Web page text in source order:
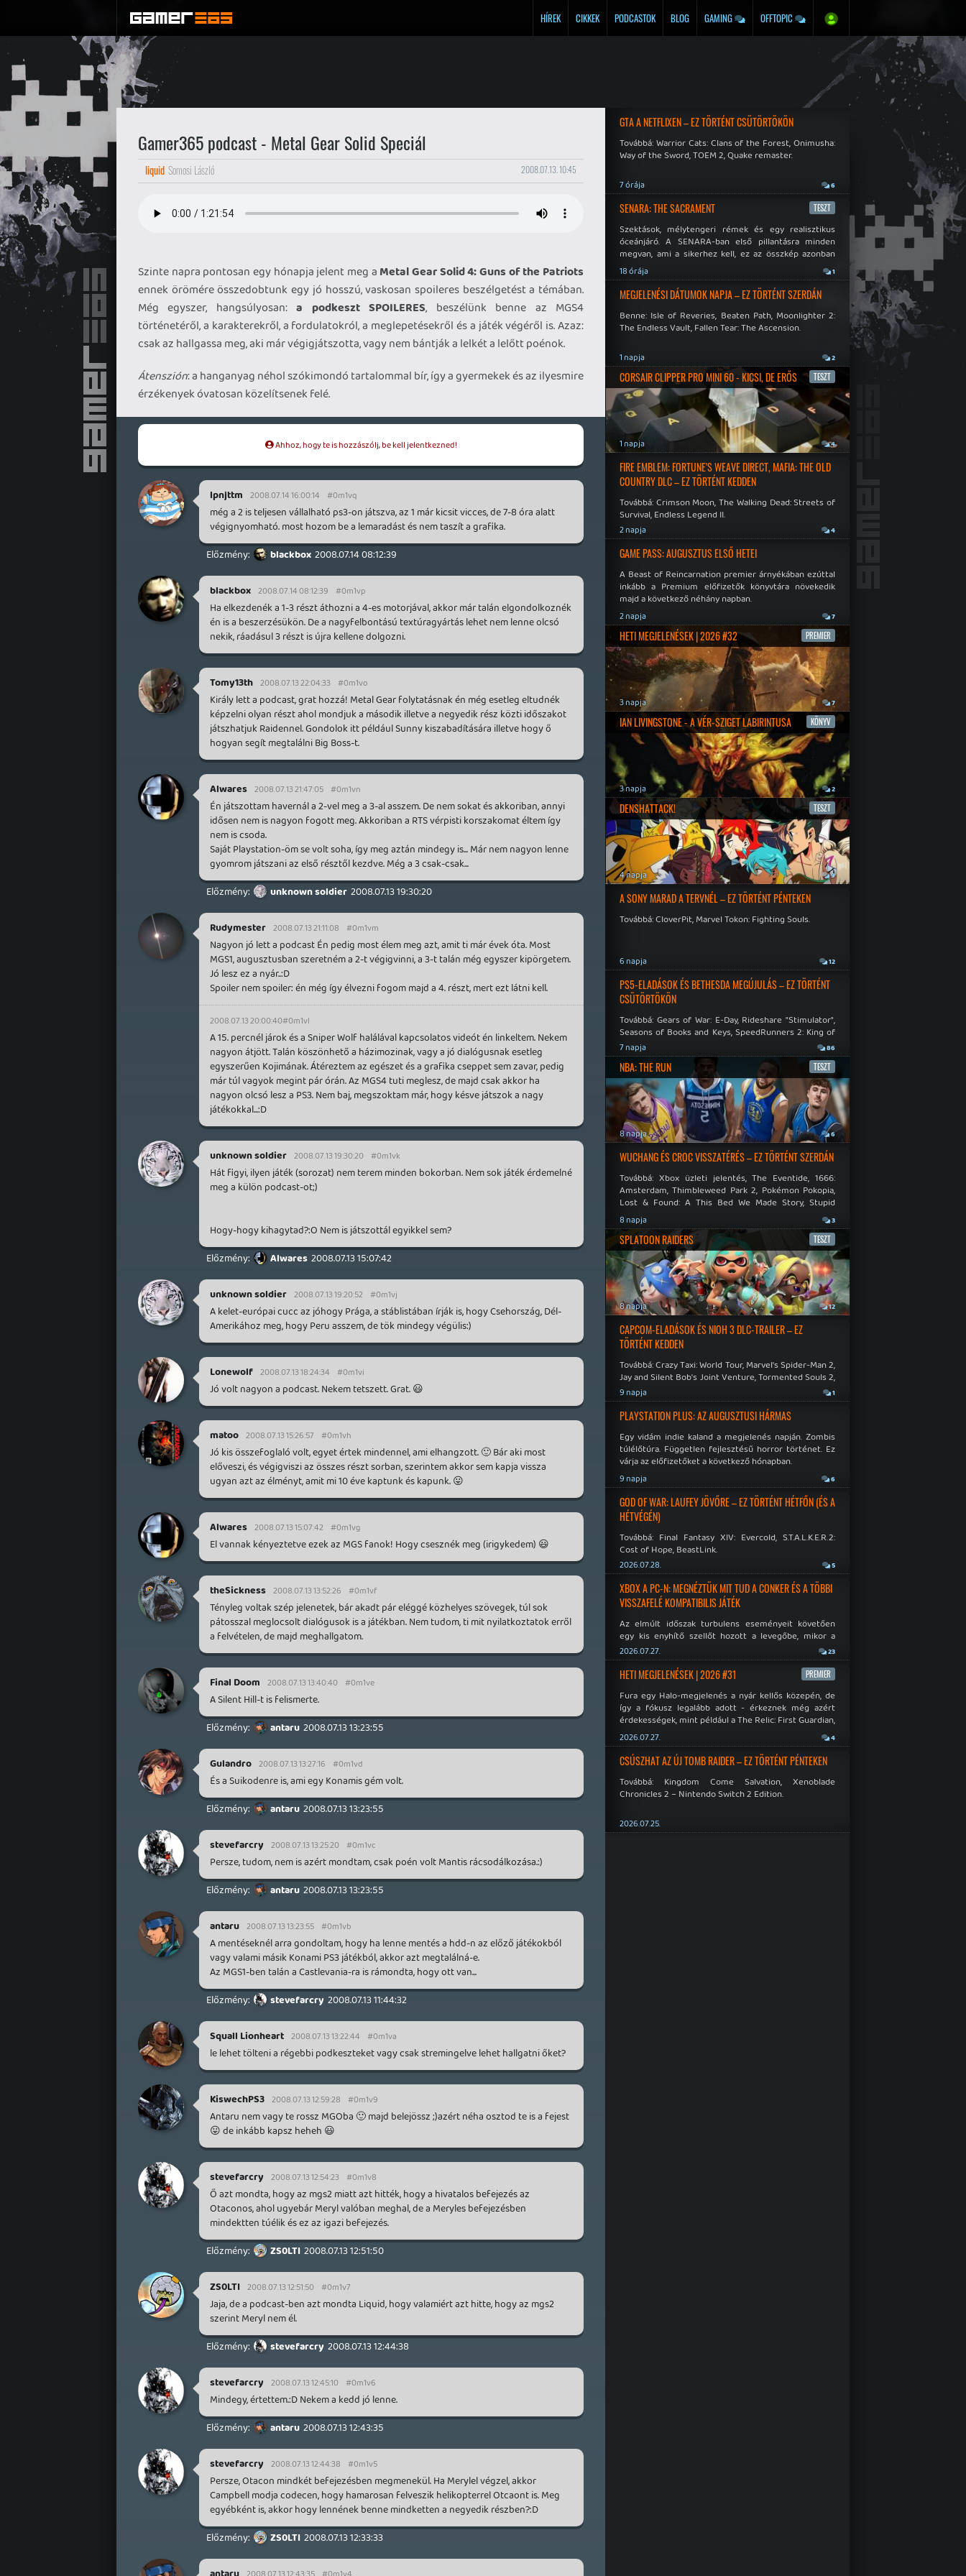
HÍREK CIKKEK PODCASTOK BLOG GAMING OFFTOPIC
Gamer365 podcast - Metal Gear Solid Speciál
liquid Somosi László 2008.07.13. 10:45
Szinte napra pontosan egy hónapja jelent meg a Metal Gear Solid 4: Guns of the Patriots
ennek örömére összedobtunk egy jó hosszú, vaskosan spoileres beszélgetést a témában.
Még egyszer, hangsúlyosan:a podkeszt SPOILERES, beszélünk benne az MGS4
történetéről, a karakterekről, a fordulatokról, a meglepetésekről és a játék végéről is. Azaz:
csak az hallgassa meg, aki már végigjátszotta, vagy nem bántják a lelkét a lelőtt poénok.
Átenszión: a hanganyag néhol szókimondó tartalommal bír, így a gyermekek és az ilyesmire
érzékenyek óvatosan közelítsenek felé.
Ahhoz, hogy te is hozzászólj, be kell jelentkezned!
lpnjttm 2008.07.14 16:00:14 #0m1vq
még a 2 is teljesen vállalható ps3-on játszva, az 1 már kicsit vicces, de 7-8 óra alatt
végignyomható. most hozom be a lemaradást és nem taszít a grafika.
blackbox 2008.07.14 08:12:39
blackbox 2008.07.14 08:12:39 #0m1vp
Ha elkezdenék a 1-3 részt áthozni a 4-es motorjával, akkor már talán elgondolkoznék
én is a beszerzésükön. De a nagyfelbontású textúragyártás lehet nem lenne olcsó
nekik, ráadásul 3 részt is újra kellene dolgozni.
Tomy13th 2008.07.13 22:04:33 #0m1vo
Király lett a podcast, grat hozzá! Metal Gear folytatásnak én még esetleg eltudnék
képzelni olyan részt ahol mondjuk a második illetve a negyedik rész közti időszakot
játszhatjuk Raidennel. Gondolok itt például Sunny kiszabadítására illetve hogy ő
hogyan segít megtalálni Big Boss-t.
Alwares 2008.07.13 21:47:05 #0m1vn
Én játszottam havernál a 2-vel meg a 3-al asszem. De nem sokat és akkoriban, annyi
idősen nem is nagyon fogott meg. Akkoriban a RTS vérpisti korszakomat éltem így
nem is csoda.
Saját Playstation-öm se volt soha, így meg aztán mindegy is... Már nem nagyon lenne
gyomrom játszani az első résztől kezdve. Még a 3 csak-csak...
unknown soldier 2008.07.13 19:30:20
Rudymester 2008.07.13 21:11:08 #0m1vm
Nagyon jó lett a podcast Én pedig most élem meg azt, amit ti már évek óta. Most
MGS1, augusztusban szeretném a 2-t végigvinni, a 3-t talán még egyszer kipörgetem.
Jó lesz ez a nyár..:D
Spoiler nem spoiler: én még így élvezni fogom majd a 4. részt, mert ezt látni kell.
2008.07.13 20:00:40#0m1vl
A 15. percnél járok és a Sniper Wolf halálával kapcsolatos videót én linkeltem. Nekem
nagyon átjött. Talán köszönhető a házimozinak, vagy a jó dialógusnak esetleg
egyszerűen Kojimának. Átéreztem az egészet és a grafika cseppet sem zavar, pedig
már túl vagyok megint pár órán. Az MGS4 tuti meglesz, de majd csak akkor ha
nagyon olcsó lesz a PS3. Nem baj, megszoktam már, hogy késve játszok a nagy
játékokkal...:D
unknown soldier 2008.07.13 19:30:20 #0m1vk
Hát figyi, ilyen játék (sorozat) nem terem minden bokorban. Nem sok játék érdemelné
meg a külön podcast-ot;)
Hogy-hogy kihagytad?:O Nem is játszottál egyikkel sem?
Alwares 2008.07.13 15:07:42
unknown soldier 2008.07.13 19:20:52 #0m1vj
A kelet-európai cucc az jóhogy Prága, a stáblistában írják is, hogy Csehország, Dél-
Amerikához meg, hogy Peru asszem, de tök mindegy végülis:)
Lonewolf 2008.07.13 18:24:34 #0m1vi
Jó volt nagyon a podcast. Nekem tetszett. Grat. 😃
matoo 2008.07.13 15:26:57 #0m1vh
Jó kis összefoglaló volt, egyet értek mindennel, ami elhangzott. 🙂 Bár aki most
előveszi, és végigviszi az összes részt sorban, szerintem akkor sem kapja vissza
ugyan azt az élményt, amit mi 10 éve kaptunk és kapunk. 😛
Alwares 2008.07.13 15:07:42 #0m1vg
El vannak kényeztetve ezek az MGS fanok! Hogy csesznék meg (irigykedem) 😃
theSickness 2008.07.13 13:52:26 #0m1vf
Tényleg voltak szép jelenetek, bár akadt pár eléggé közhelyes szövegek, túl sok
pátosszal meglocsolt dialógusok is a játékban. Nem tudom, ti mit nyilatkoztatok erről
a felvételen, de majd meghallgatom.
Final Doom 2008.07.13 13:40:40 #0m1ve
A Silent Hill-t is felismerte.
antaru 2008.07.13 13:23:55
Gulandro 2008.07.13 13:27:16 #0m1vd
És a Suikodenre is, ami egy Konamis gém volt.
antaru 2008.07.13 13:23:55
stevefarcry 2008.07.13 13:25:20 #0m1vc
Persze, tudom, nem is azért mondtam, csak poén volt Mantis rácsodálkozása.:)
antaru 2008.07.13 13:23:55
antaru 2008.07.13 13:23:55 #0m1vb
A mentéseknél arra gondoltam, hogy ha lenne mentés a hdd-n az előző játékokból
vagy valami másik Konami PS3 játékból, akkor azt megtalálná-e.
Az MGS1-ben talán a Castlevania-ra is rámondta, hogy ott van...
stevefarcry 2008.07.13 11:44:32
Squall Lionheart 2008.07.13 13:22:44 #0m1va
le lehet tölteni a régebbi podkeszteket vagy csak stremingelve lehet hallgatni őket?
KiswechPS3 2008.07.13 12:59:28 #0m1v9
Antaru nem vagy te rossz MGOba 🙂 majd belejössz ;)azért néha osztod te is a fejest
😛 de inkább kapsz heheh 😃
stevefarcry 2008.07.13 12:54:23 #0m1v8
Ő azt mondta, hogy az mgs2 miatt azt hitték, hogy a hivatalos befejezés az
Otaconos, ahol ugyebár Meryl valóban meghal, de a Meryles befejezésben
mindektten túélik és ez az igazi befejezés.
ZS0LTI 2008.07.13 12:51:50
ZS0LTI 2008.07.13 12:51:50 #0m1v7
Jaja, de a podcast-ben azt mondta Liquid, hogy valamiért azt hitte, hogy az mgs2
szerint Meryl nem él.
stevefarcry 2008.07.13 12:44:38
stevefarcry 2008.07.13 12:45:10 #0m1v6
Mindegy, értettem.:D Nekem a kedd jó lenne.
antaru 2008.07.13 12:43:35
stevefarcry 2008.07.13 12:44:38 #0m1v5
Persze, Otacon mindkét befejezésben megmenekül. Ha Merylel végzel, akkor
Campbell modja codecen, hogy hamarosan felveszik helikopterrel Otcaont is. Meg
egyébként is, akkor hogy lennének benne mindketten a negyedik részben?:D
ZS0LTI 2008.07.13 12:33:33
antaru
GTA A NETFLIXEN – EZ TÖRTÉNT CSÜTÖRTÖKÖN
Továbbá: Warrior Cats: Clans of the Forest, Onimusha:
Way of the Sword, TOEM 2, Quake remaster.
7 órája 6
SENARA: THE SACRAMENT TESZT
Szektások, mélytengeri rémek és egy realisztikus
óceánjáró. A SENARA-ban első pillantásra minden
megvan, ami a sikerhez kell, ez az összkép azonban
becsapós.
18 órája 1
MEGJELENÉSI DÁTUMOK NAPJA – EZ TÖRTÉNT SZERDÁN
Benne: Isle of Reveries, Beaten Path, Moonlighter 2:
The Endless Vault, Fallen Tear: The Ascension.
1 napja 2
CORSAIR CLIPPER PRO MINI 60 - KICSI, DE ERŐS TESZT
1 napja 4
FIRE EMBLEM: FORTUNE'S WEAVE DIRECT, MAFIA: THE OLD
COUNTRY DLC – EZ TÖRTÉNT KEDDEN
Továbbá: Crimson Moon, The Walking Dead: Streets of
Survival, Endless Legend II.
2 napja 4
GAME PASS: AUGUSZTUS ELSŐ HETEI
A Beast of Reincarnation premier árnyékában ezúttal
inkább a Premium előfizetők könyvtára növekedik
majd a következő néhány napban.
2 napja 7
HETI MEGJELENÉSEK | 2026 #32 PREMIER
3 napja 7
IAN LIVINGSTONE - A VÉR-SZIGET LABIRINTUSA KÖNYV
3 napja 2
DENSHATTACK! TESZT
4 napja 9
A SONY MARAD A TERVNÉL – EZ TÖRTÉNT PÉNTEKEN
Továbbá: CloverPit, Marvel Tokon: Fighting Souls.
6 napja 12
PS5-ELADÁSOK ÉS BETHESDA MEGÚJULÁS – EZ TÖRTÉNT
CSÜTÖRTÖKÖN
Továbbá: Gears of War: E-Day, Rideshare "Stimulator",
Seasons of Books and Keys, SpeedRunners 2: King of
Speed.
7 napja 86
NBA: THE RUN TESZT
8 napja 6
WUCHANG ÉS CROC VISSZATÉRÉS – EZ TÖRTÉNT SZERDÁN
Továbbá: Xbox üzleti jelentés, The Eventide, 1666:
Amsterdam, Thimbleweed Park 2, Pokémon Pokopia,
Lost & Found: A This Bed We Made Story, Stupid
Never Dies.
8 napja 3
SPLATOON RAIDERS TESZT
8 napja 12
CAPCOM-ELADÁSOK ÉS NIOH 3 DLC-TRAILER – EZ
TÖRTÉNT KEDDEN
Továbbá: Crazy Taxi: World Tour, Marvel's Spider-Man 2,
Jay and Silent Bob's Joint Venture, Tormented Souls 2,
No More Room in Hell, Slain 2: The Beast Within.
9 napja 1
PLAYSTATION PLUS: AZ AUGUSZTUSI HÁRMAS
Egy vidám indie kaland a megjelenés napján. Zombis
túlélőtúra. Független fejlesztésű horror történet. Ez
várja az előfizetőket a következő hónapban.
9 napja 6
GOD OF WAR: LAUFEY JÖVŐRE – EZ TÖRTÉNT HÉTFŐN (ÉS A
HÉTVÉGÉN)
Továbbá: Final Fantasy XIV: Evercold, S.T.A.L.K.E.R.2:
Cost of Hope, BeastLink.
2026.07.28. 5
XBOX A PC-N: MEGNÉZTÜK MIT TUD A CONKER ÉS A TÖBBI
VISSZAFELÉ KOMPATIBILIS JÁTÉK
Az elmúlt időszak turbulens eseményeit követően
egy kis enyhítő szellőt hozott a levegőbe, mikor a
Microsoft bejelentette, hogy PC-re is kiterjesztik az
Xbox Original visszafelé kompatibilitást. Lássuk,
meddig jutottak...
2026.07.27. 23
HETI MEGJELENÉSEK | 2026 #31 PREMIER
Fura egy Halo-megjelenés a nyár kellős közepén, de
így a fókusz legalább adott - érkeznek még azért
érdekességek, mint például a The Relic: First Guardian,
a Xenoblade Chronicles 2 és a Dispatch új átiratai vagy
éppen a Mistfall Hunter
2026.07.27. 4
CSÚSZHAT AZ ÚJ TOMB RAIDER – EZ TÖRTÉNT PÉNTEKEN
Továbbá: Kingdom Come Salvation, Xenoblade
Chronicles 2 – Nintendo Switch 2 Edition.
2026.07.25.